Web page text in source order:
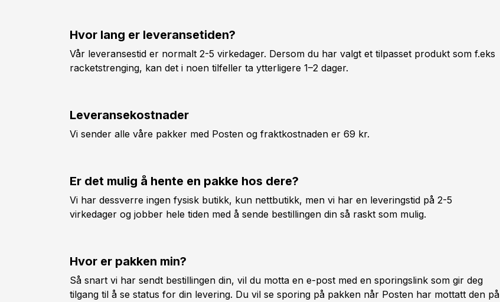
Hvor lang er leveransetiden?
Vår leveransestid er normalt 2-5 virkedager. Dersom du har valgt et tilpasset produkt som f.eks
racketstrenging, kan det i noen tilfeller ta ytterligere 1–2 dager.
Leveransekostnader
Vi sender alle våre pakker med Posten og fraktkostnaden er 69 kr.
Er det mulig å hente en pakke hos dere?
Vi har dessverre ingen fysisk butikk, kun nettbutikk, men vi har en leveringstid på 2-5
virkedager og jobber hele tiden med å sende bestillingen din så raskt som mulig.
Hvor er pakken min?
Så snart vi har sendt bestillingen din, vil du motta en e-post med en sporingslink som gir deg
tilgang til å se status for din levering. Du vil se sporing på pakken når Posten har mottatt den på